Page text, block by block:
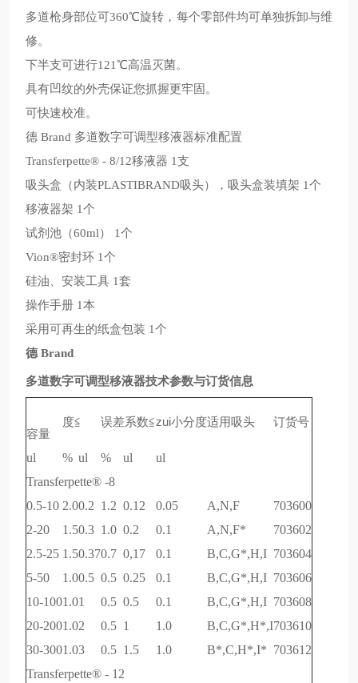
多道枪身部位可360℃旋转，每个零部件均可单独拆卸与维
修。
下半支可进行121℃高温灭菌。
具有凹纹的外壳保证您抓握更牢固。
可快速校准。
德 Brand 多道数字可调型移液器标准配置
Transferpette® - 8/12移液器 1支
吸头盒 （内装PLASTIBRAND吸头） ，吸头盒装填架 1个
移液器架 1个
试剂池 （60ml） 1个
Vion®密封环 1个
硅油、安装工具 1套
操作手册 1本
采用可再生的纸盒包装 1个
德 Brand
多道数字可调型移液器技术参数与订货信息
容量
度≦ 误差系数≦zui小分度适用吸头 订货号
ul % ul % ul
ul
Transferpette® -8
0.5-10 2.00.2 1.2 0.12 0.05 A,N,F
703600
2-20
1.50.3 1.0 0.2 0.1 A,N,F*
703602
2.5-25 1.50.370.7 0,17 0.1 B,C,G*,H,I 703604
5-50
1.00.5 0.5 0.25 0.1 B,C,G*,H,I 703606
10-1001.01 0.5 0.5 0.1 B,C,G*,H,I 703608
20-2001.02 0.5 1 1.0 B,C,G*,H*,I703610
30-3001.03 0.5 1.5 1.0 B*,C,H*,I* 703612
Transferpette® - 12